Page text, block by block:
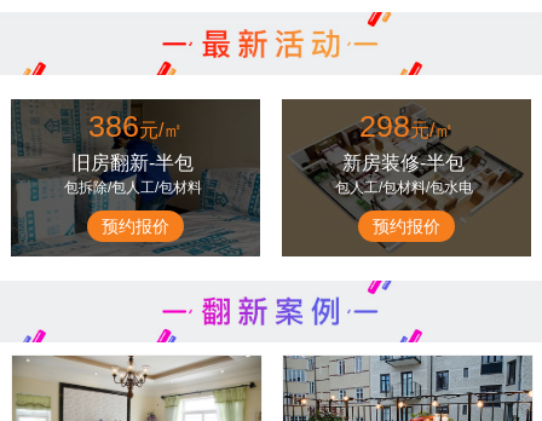
成都二手房装修避坑指南：选对装修
成都墙面翻新服务：老房二手房刷新
翻欣屋优，成都二手房装修新选择—
成都老旧小区二手房装修流程及工期
成都老房翻新需要办理的装修手续
成都老房翻新攻略：墙面翻新步骤及
成都二手房简装攻略：预算有限也能
成都老房翻新注意事项，承重墙改造
成都二手房局部翻新价格及厨卫改造
成都二手房装修避坑指南：选对装修
386元/㎡
旧房翻新-半包
包拆除/包人工/包材料
预约报价
298元/㎡
新房装修-半包
包人工/包材料/包水电
预约报价